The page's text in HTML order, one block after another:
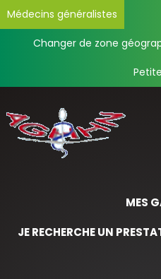
Médecins généralistes
Changer de zone
MES
JE RECHERCHE UN